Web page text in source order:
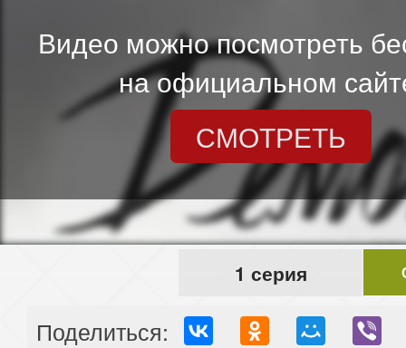
Видео можно посмотреть
на официальном
СМОТРЕТЬ
1 серия
Поделиться: